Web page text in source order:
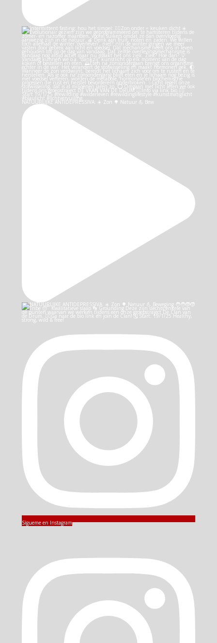
NATUURLIJKE ANTIDEPRESSIVA: ☀️ Zon 🌳 Natuur 💪 Bew
Sígueme en Instagram